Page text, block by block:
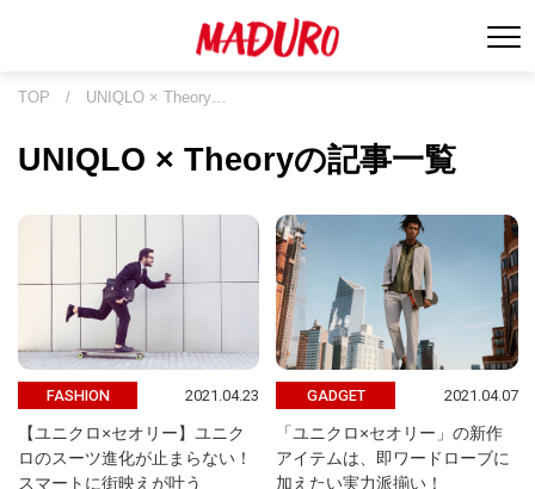
TOP / UNIQLO × Theory…
UNIQLO × Theoryの記事一覧
FASHION 2021.04.23
【ユニクロ×セオリー】ユニク
ロのスーツ進化が止まらない！
スマートに街映えが叶う
GADGET 2021.04.07
「ユニクロ×セオリー」の新作
アイテムは、即ワードローブに
加えたい実力派揃い！